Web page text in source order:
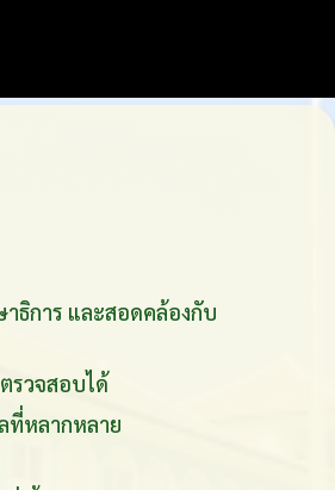
ธิการ และสอดคล้องกับ
รวจสอบได้
ที่หลากหลาย